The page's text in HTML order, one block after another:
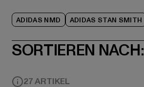
ADIDAS NMD ADIDAS STAN SMITH
SORTIEREN NACH:
27 ARTIKEL